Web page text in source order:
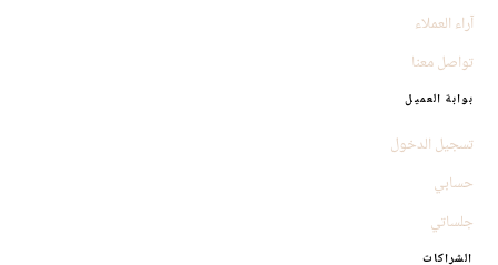
آراء العملاء
تواصل معنا
بوابة العميل
تسجيل الدخول
حسابي
جلساتي
الشراكات